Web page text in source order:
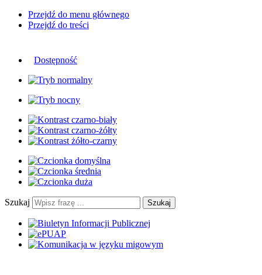
Przejdź do menu głównego
Przejdź do treści
Dostępność
Szukaj Szukaj